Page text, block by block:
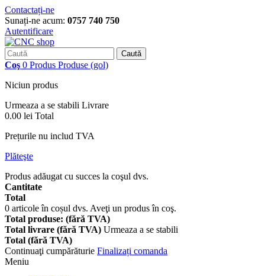
Contactați-ne
Sunați-ne acum: 0757 740 750
Autentificare
Caută
Coş 0 Produs Produse (gol)
Niciun produs
Urmeaza a se stabili Livrare
0.00 lei Total
Prețurile nu includ TVA
Plăteşte
Produs adăugat cu succes la coşul dvs.
Cantitate
Total
0 articole în coșul dvs. Aveţi un produs în coş.
Total produse: (fără TVA)
Total livrare (fără TVA) Urmeaza a se stabili
Total (fără TVA)
Continuaţi cumpărăturie Finalizați comanda
Meniu